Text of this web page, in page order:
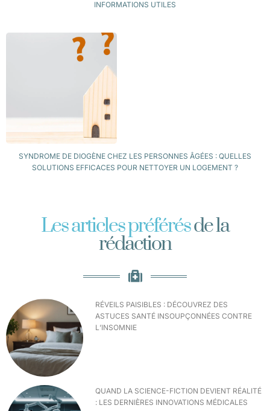
INFORMATIONS UTILES
SYNDROME DE DIOGÈNE CHEZ LES PERSONNES ÂGÉES : QUELLES
SOLUTIONS EFFICACES POUR NETTOYER UN LOGEMENT ?
Les articles préférésde la
rédaction
RÉVEILS PAISIBLES : DÉCOUVREZ DES
ASTUCES SANTÉ INSOUPÇONNÉES CONTRE
L’INSOMNIE
QUAND LA SCIENCE-FICTION DEVIENT RÉALITÉ
: LES DERNIÈRES INNOVATIONS MÉDICALES